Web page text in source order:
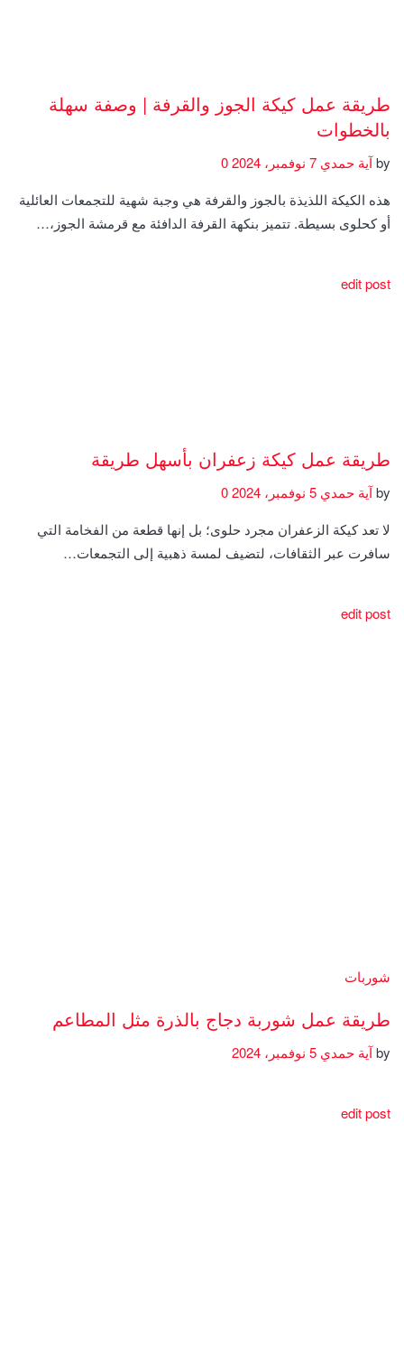
طريقة عمل كيكة الجوز والقرفة | وصفة سهلة
بالخطوات
byآية حمدي
هذه الكيكة اللذيذة بالجوز والقرفة هي وجبة شهية للتجمعات العائلية
أو كحلوى بسيطة. تتميز بنكهة القرفة الدافئة مع قرمشة الجوز،…
edit post
طريقة عمل كيكة زعفران بأسهل طريقة
byآية حمدي
لا تعد كيكة الزعفران مجرد حلوى؛ بل إنها قطعة من الفخامة التي
سافرت عبر الثقافات، لتضيف لمسة ذهبية إلى التجمعات…
edit post
شوربات
طريقة عمل شوربة دجاج بالذرة مثل المطاعم
byآية حمدي
edit post